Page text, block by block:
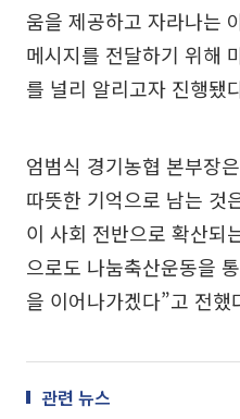
움을 제공하고 자라나는
메시지를 전달하기 위해
를 널리 알리고자 진행됐
엄범식 경기농협 본부장
따뜻한 기억으로 남는 것
이 사회 전반으로 확산되
으로도 나눔축산운동을
을 이어나가겠다”고 전했
관련 뉴스